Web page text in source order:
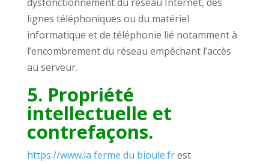
lignes téléphoniques ou du matériel
informatique et de téléphonie lié notamment à
l’encombrement du réseau empêchant l’accès
au serveur.
5. Propriété
intellectuelle et
contrefaçons.
https://www.la ferme du bioule.frest